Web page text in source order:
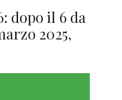
dopo il 6 da
2025,